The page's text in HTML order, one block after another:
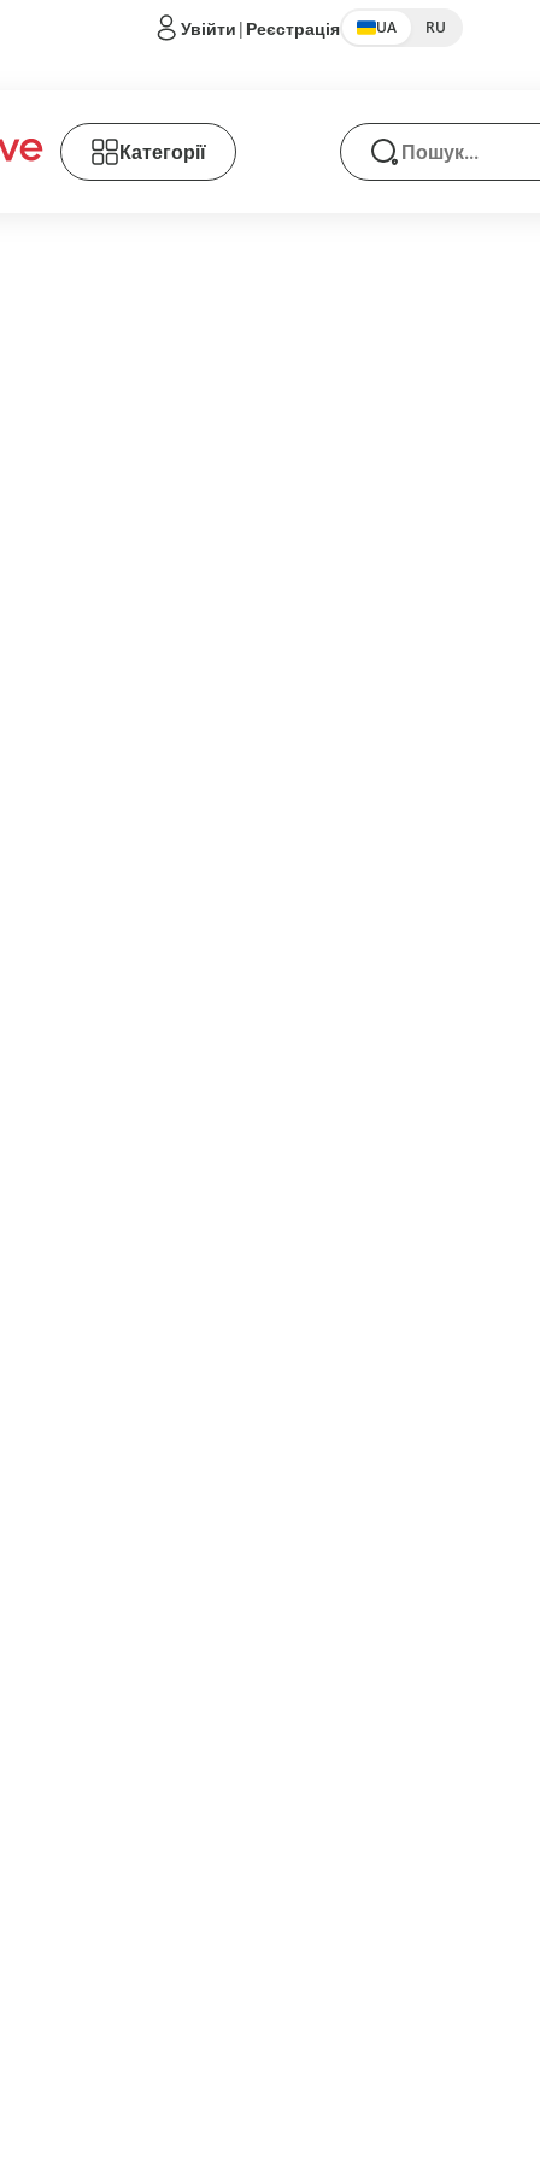
Увійти | Реєстрація UA RU
Категорії Пошук товарів